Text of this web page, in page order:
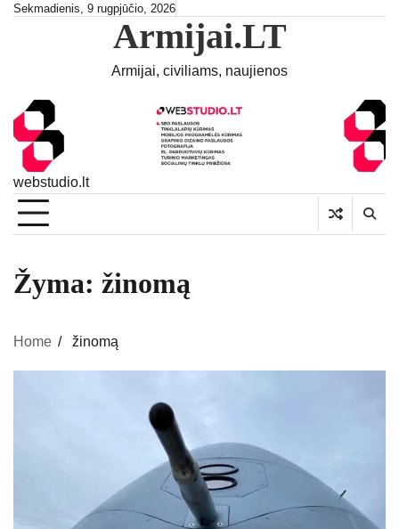
SkipSekmadienis, 9 rugpjūčio, 2026
Armijai.LT
Armijai, civiliams, naujienos
webstudio.lt
Žyma: žinomą
Home žinomą